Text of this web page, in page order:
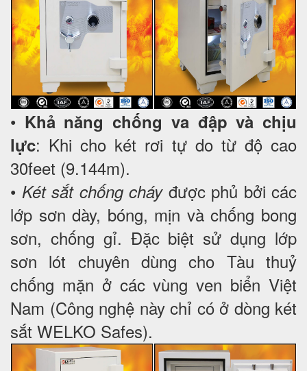
• Khả năng chống va đập và chịu
lực: Khi cho két rơi tự do từ độ cao
30feet (9.144m).
• Két sắt chống cháyđược phủ bởi các
lớp sơn dày, bóng, mịn và chống bong
sơn, chống gỉ. Đặc biệt sử dụng lớp
sơn lót chuyên dùng cho Tàu thuỷ
chống mặn ở các vùng ven biển Việt
Nam (Công nghệ này chỉ có ở dòng két
sắt WELKO Safes).